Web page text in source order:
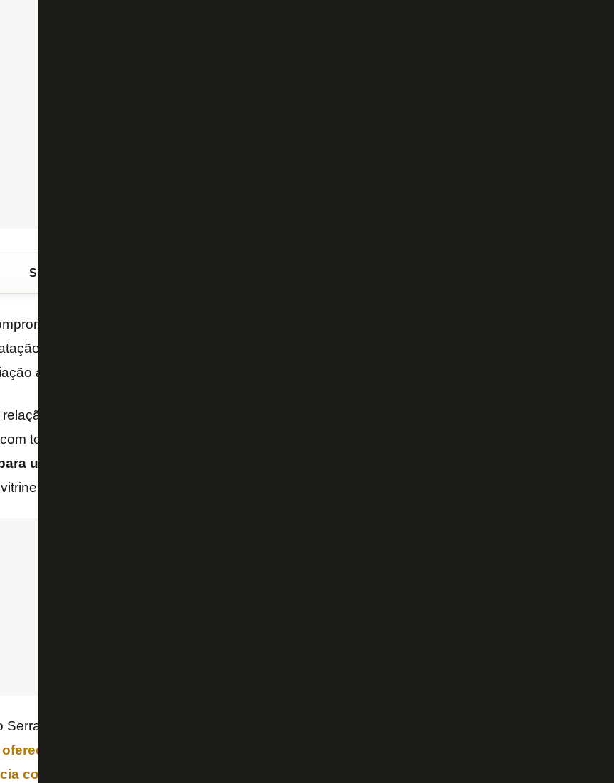
Siga o FogãoNET
a pagar
do atacante
até terça, informa o Blog da Nadja, do “GE”.
aos 30% restantes dos direitos econômicos. O
todo este percentual,
uma eventual futura venda
de 40%.
Serra Macaense, detentor dos direitos federativos, tudo já estava
com o